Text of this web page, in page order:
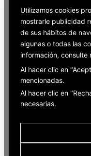
Utilizamos cookies
mostrarle publicidad
de sus hábitos de
algunas o todas las
información, consulte
Al hacer clic en
mencionadas.
Al hacer clic en
necesarias.